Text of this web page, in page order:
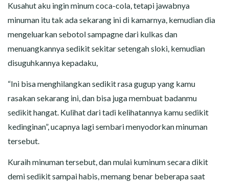
Kusahut aku ingin minum coca-cola, tetapi jawabnya
minuman itu tak ada sekarang ini di kamarnya, kemudian dia
mengeluarkan sebotol sampagne dari kulkas dan
menuangkannya sedikit sekitar setengah sloki, kemudian
disuguhkannya kepadaku,
“Ini bisa menghilangkan sedikit rasa gugup yang kamu
rasakan sekarang ini, dan bisa juga membuat badanmu
sedikit hangat. Kulihat dari tadi kelihatannya kamu sedikit
kedinginan”, ucapnya lagi sembari menyodorkan minuman
tersebut.
Kuraih minuman tersebut, dan mulai kuminum secara dikit
demi sedikit sampai habis, memang benar beberapa saat